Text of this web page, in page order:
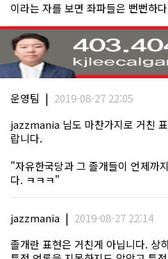
이라는 자를 보면 좌파들은 뻔뻔하
운영팀 | 2019-08-27 22:05
jazzmania 님도 마찬가지로 거친
랍니다.
"자유한국당과 그 졸개들이 언제까
다. ㅋㅋㅋ"
jazzmania | 2019-08-27 22:14
졸개란 표현은 거친게 아닙니다. 상